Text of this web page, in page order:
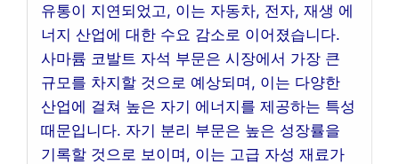
유통이 지연되었고, 이는 자동차, 전자, 재생 에
너지 산업에 대한 수요 감소로 이어졌습니다.
사마륨 코발트 자석 부문은 시장에서 가장 큰
규모를 차지할 것으로 예상되며, 이는 다양한
산업에 걸쳐 높은 자기 에너지를 제공하는 특성
때문입니다. 자기 분리 부문은 높은 성장률을
기록할 것으로 보이며, 이는 고급 자성 재료가